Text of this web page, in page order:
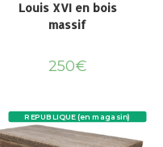
Louis XVI en bois
massif
250€
REPUBLIQUE (en magasin)